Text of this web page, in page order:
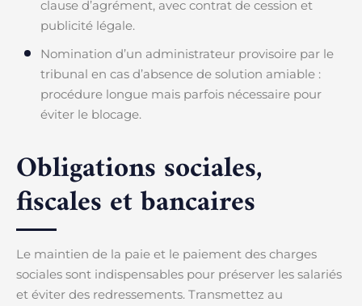
clause d’agrément, avec contrat de cession et
publicité légale.
Nomination d’un administrateur provisoire par le
tribunal en cas d’absence de solution amiable :
procédure longue mais parfois nécessaire pour
éviter le blocage.
Obligations sociales,
fiscales et bancaires
Le maintien de la paie et le paiement des charges
sociales sont indispensables pour préserver les salariés
et éviter des redressements. Transmettez au